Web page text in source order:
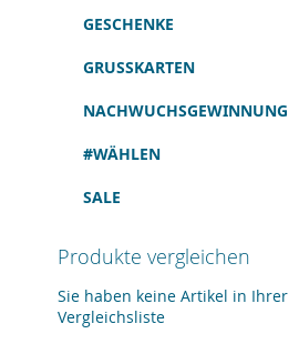
GESCHENKE
GRUSSKARTEN
NACHWUCHSGEWINNUNG
#WÄHLEN
SALE
Produkte vergleichen
Sie haben keine Artikel in Ihrer
Vergleichsliste